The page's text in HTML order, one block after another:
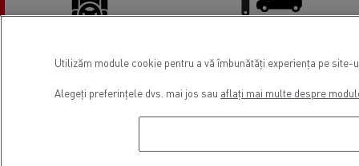
Facilități Șoferi
Vânzari vehicule comerciale
ușoare
Utilizăm module cookie pentru a vă îmbunătăți experiența pe
Alegeți preferințele dvs. mai jos sau aflați mai multe despre